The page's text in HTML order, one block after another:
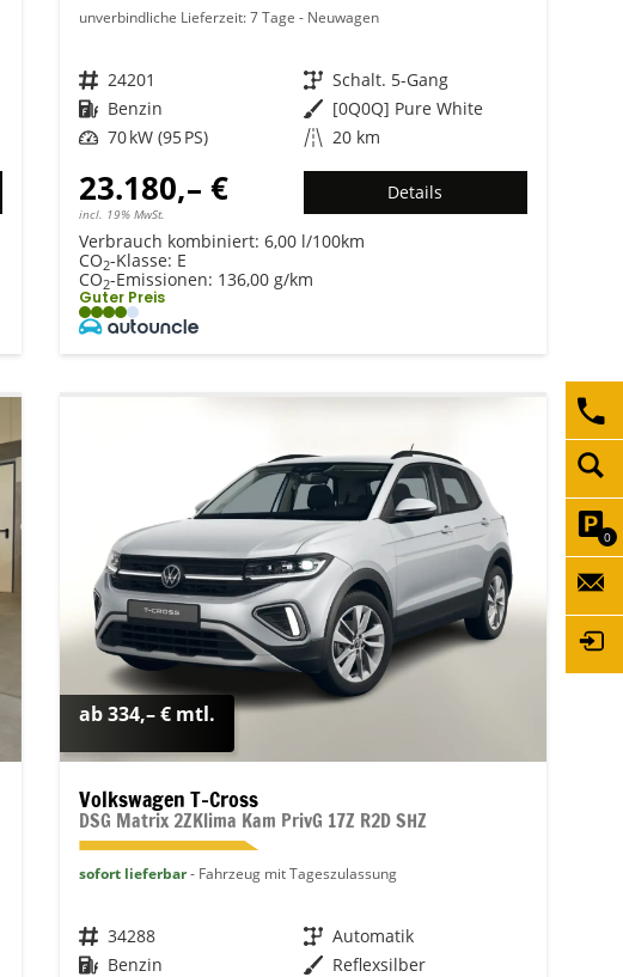
0
unverbindliche Lieferzeit:7 Tage Neuwagen
Fahrzeugnr. 24201 Getriebe Schalt. 5-Gang
Kraftstoff Benzin Außenfarbe [0Q0Q] Pure White
Leistung 70 kW (95 PS) Kilometerstand 20 km
23.180,– €
incl. 19% MwSt.
Details
Verbrauch kombiniert:6,00 l/100km
CO2-Klasse: E
CO2-Emissionen: 136,00 g/km
Guter Preis
ab 334,– € mtl.
Volkswagen T-Cross
DSG Matrix 2ZKlima Kam PrivG 17Z R2D SHZ
sofort lieferbar Fahrzeug mit Tageszulassung
Fahrzeugnr. 34288 Getriebe Automatik
Kraftstoff Benzin Außenfarbe Reflexsilber